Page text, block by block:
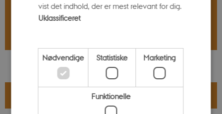
Læs mere om kunstnerne og processen bag
ANGST SOM BRODERI
vist det indhold, der er mest relevant for dig.
Uklassificeret
Nødvendige Statistiske Marketing
Funktionelle